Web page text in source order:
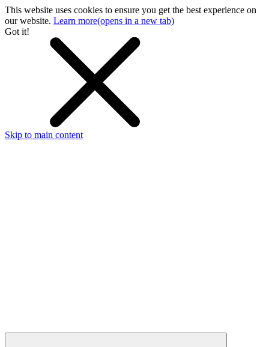
This website uses cookies to ensure you get the best experience on
our website. Learn more(opens in a new tab)
Got it!
Skip to main content